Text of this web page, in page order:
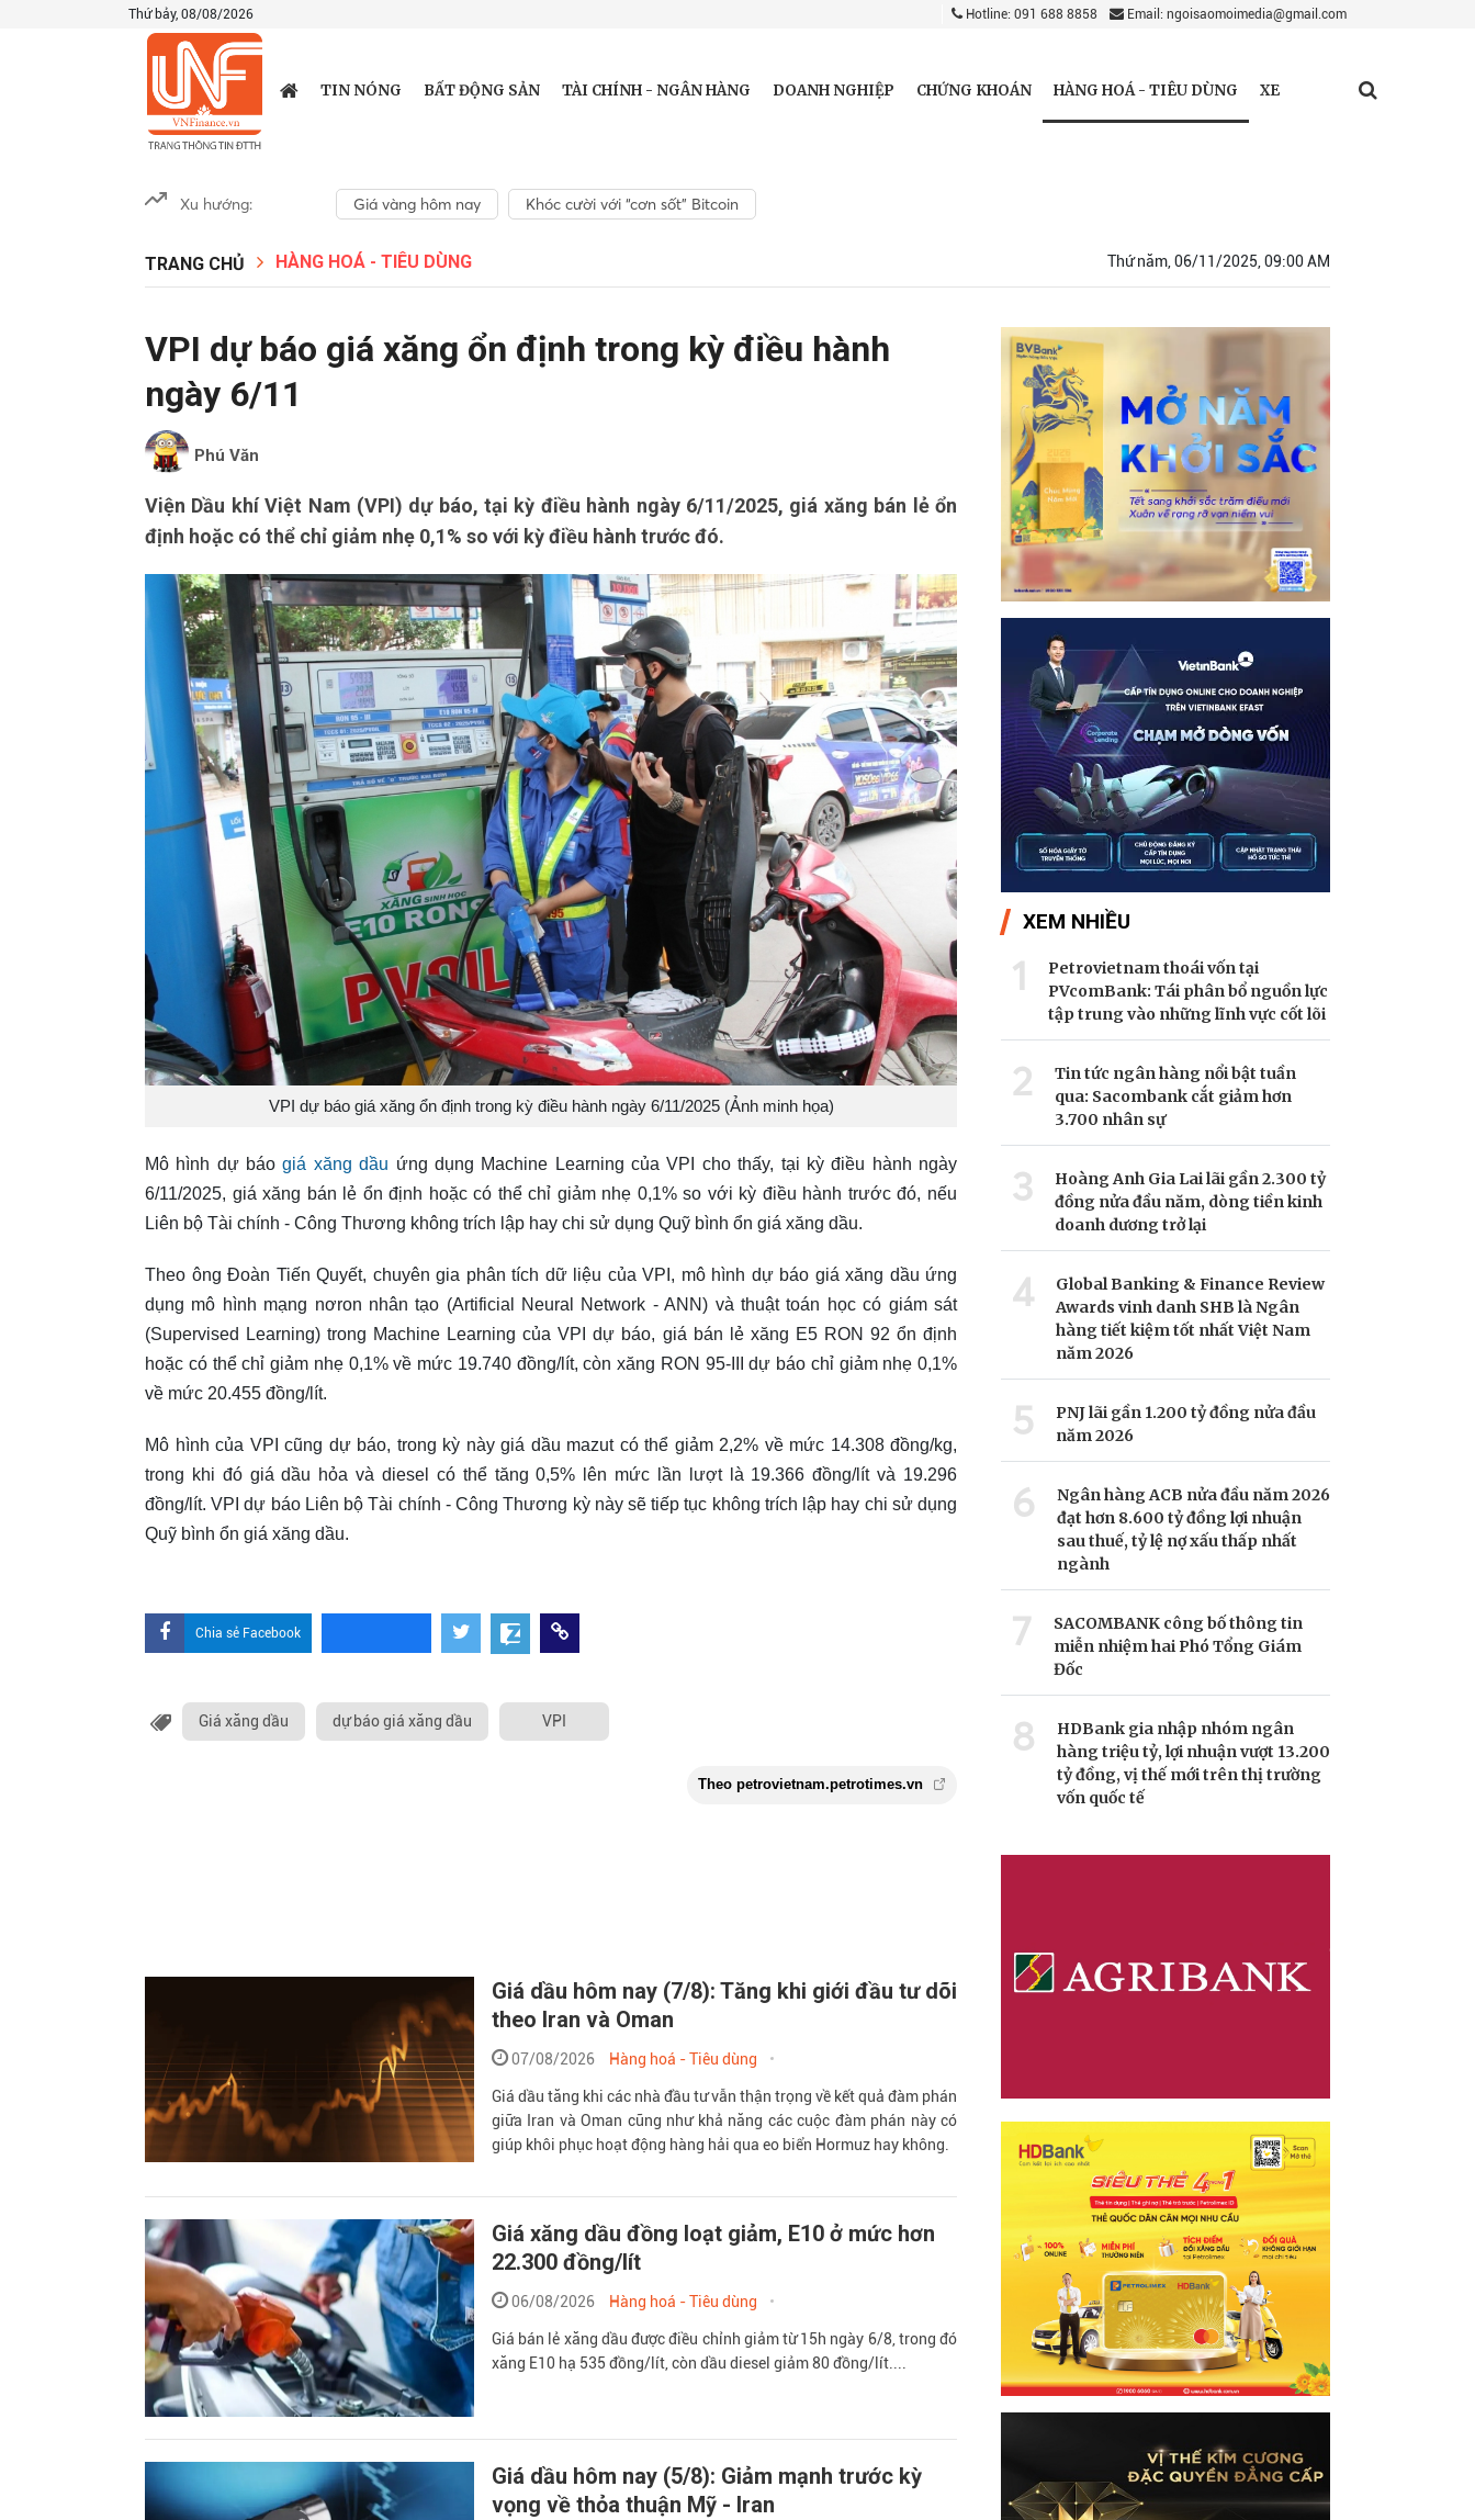
Thứ bảy, 08/08/2026 Hotline: 091 688 8858 Email: ngoisaomoimedia@gmail.com
TIN NÓNG BẤT ĐỘNG SẢN TÀI CHÍNH - NGÂN HÀNG DOANH NGHIỆP CHỨNG KHOÁN HÀNG HOÁ - TIÊU DÙNG XE
Xu hướng: Giá vàng hôm nay Khóc cười với “cơn sốt” Bitcoin
TRANG CHỦ HÀNG HOÁ - TIÊU DÙNG Thứ năm, 06/11/2025, 09:00 AM
VPI dự báo giá xăng ổn định trong kỳ điều hành
ngày 6/11
Phú Văn
Viện Dầu khí Việt Nam (VPI) dự báo, tại kỳ điều hành ngày 6/11/2025, giá xăng bán lẻ ổn
định hoặc có thể chỉ giảm nhẹ 0,1% so với kỳ điều hành trước đó.
VPI dự báo giá xăng ổn định trong kỳ điều hành ngày 6/11/2025 (Ảnh minh họa)
Mô hình dự báogiá xăng dầu ứng dụng Machine Learning của VPI cho thấy, tại kỳ điều hành ngày
6/11/2025, giá xăng bán lẻ ổn định hoặc có thể chỉ giảm nhẹ 0,1% so với kỳ điều hành trước đó, nếu
Liên bộ Tài chính - Công Thương không trích lập hay chi sử dụng Quỹ bình ổn giá xăng dầu.
Theo ông Đoàn Tiến Quyết, chuyên gia phân tích dữ liệu của VPI, mô hình dự báo giá xăng dầu ứng
dụng mô hình mạng nơron nhân tạo (Artificial Neural Network - ANN) và thuật toán học có giám sát
(Supervised Learning) trong Machine Learning của VPI dự báo, giá bán lẻ xăng E5 RON 92 ổn định
hoặc có thể chỉ giảm nhẹ 0,1% về mức 19.740 đồng/lít, còn xăng RON 95-III dự báo chỉ giảm nhẹ 0,1%
về mức 20.455 đồng/lít.
Mô hình của VPI cũng dự báo, trong kỳ này giá dầu mazut có thể giảm 2,2% về mức 14.308 đồng/kg,
trong khi đó giá dầu hỏa và diesel có thể tăng 0,5% lên mức lần lượt là 19.366 đồng/lít và 19.296
đồng/lít. VPI dự báo Liên bộ Tài chính - Công Thương kỳ này sẽ tiếp tục không trích lập hay chi sử dụng
Quỹ bình ổn giá xăng dầu.
Chia sẻ Facebook
Giá xăng dầu dự báo giá xăng dầu VPI
Theo petrovietnam.petrotimes.vn
Giá dầu hôm nay (7/8): Tăng khi giới đầu tư dõi
theo Iran và Oman
07/08/2026 Hàng hoá - Tiêu dùng
Giá dầu tăng khi các nhà đầu tư vẫn thận trọng về kết quả đàm phán
giữa Iran và Oman cũng như khả năng các cuộc đàm phán này có
giúp khôi phục hoạt động hàng hải qua eo biển Hormuz hay không.
Giá xăng dầu đồng loạt giảm, E10 ở mức hơn
22.300 đồng/lít
06/08/2026 Hàng hoá - Tiêu dùng
Giá bán lẻ xăng dầu được điều chỉnh giảm từ 15h ngày 6/8, trong đó
xăng E10 hạ 535 đồng/lít, còn dầu diesel giảm 80 đồng/lít....
Giá dầu hôm nay (5/8): Giảm mạnh trước kỳ
vọng về thỏa thuận Mỹ - Iran
XEM NHIỀU
1
Petrovietnam thoái vốn tại
PVcomBank: Tái phân bổ nguồn lực
tập trung vào những lĩnh vực cốt lõi
2
Tin tức ngân hàng nổi bật tuần
qua: Sacombank cắt giảm hơn
3.700 nhân sự
3
Hoàng Anh Gia Lai lãi gần 2.300 tỷ
đồng nửa đầu năm, dòng tiền kinh
doanh dương trở lại
4
Global Banking & Finance Review
Awards vinh danh SHB là Ngân
hàng tiết kiệm tốt nhất Việt Nam
năm 2026
5
PNJ lãi gần 1.200 tỷ đồng nửa đầu
năm 2026
6
Ngân hàng ACB nửa đầu năm 2026
đạt hơn 8.600 tỷ đồng lợi nhuận
sau thuế, tỷ lệ nợ xấu thấp nhất
ngành
7
SACOMBANK công bố thông tin
miễn nhiệm hai Phó Tổng Giám
Đốc
8
HDBank gia nhập nhóm ngân
hàng triệu tỷ, lợi nhuận vượt 13.200
tỷ đồng, vị thế mới trên thị trường
vốn quốc tế